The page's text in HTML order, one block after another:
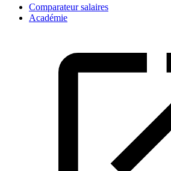
Comparateur salaires
Académie